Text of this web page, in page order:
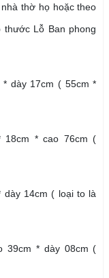
thờ họ hoặc theo
Lỗ Ban phong
dày 17cm ( 55cm *
18cm * cao 76cm (
dày 14cm ( loại to là
39cm * dày 08cm (